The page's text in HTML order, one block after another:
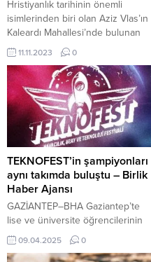
Hristiyanlık tarihinin önemli
isimlerinden biri olan Aziz Vlas’ın
Kaleardı Mahallesi’nde bulunan
temsili mezarının şehrimiz inanç
turizmine kazandırılması adına
Sivas Belediyesi tarafından
başlatılan çalışmalar hummalı bir
şekilde devam ediyor. 11 Kasım
2023, 19:34 yayınlandı Sivas’ta
inanç turizmi için adım atıldı
SİVAS/Hakan BAKAR – BHA
Mezarın bulunduğu alanda
arkeologlar tarafından yapılan
kazıların...
11.11.2023 0
TEKNOFEST’in şampiyonları
aynı takımda buluştu – Birlik
Haber Ajansı
GAZİANTEP–BHA Gaziantep’te
lise ve üniversite öğrencilerinin
oluşturduğu, Havacılık, Uzay ve
Teknoloji Festivali TEKNOFEST’te
09.04.2025 0